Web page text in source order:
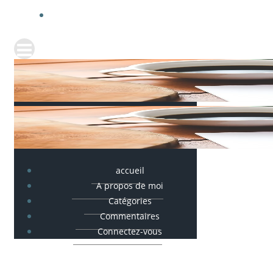
accueil
A propos de moi
Catégories
Commentaires
Connectez-vous